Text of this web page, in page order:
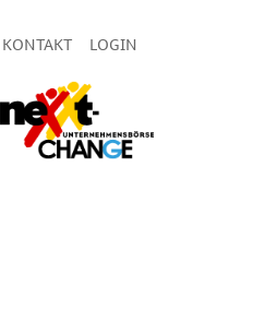
KONTAKT LOGIN